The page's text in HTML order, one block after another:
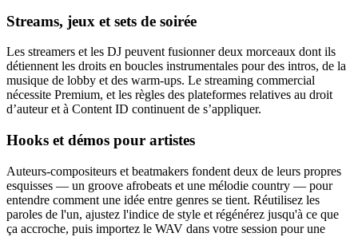
Streams, jeux et sets de soirée
Les streamers et les DJ peuvent fusionner deux morceaux dont ils
détiennent les droits en boucles instrumentales pour des intros, de la
musique de lobby et des warm-ups. Le streaming commercial
nécessite Premium, et les règles des plateformes relatives au droit
d’auteur et à Content ID continuent de s’appliquer.
Hooks et démos pour artistes
Auteurs-compositeurs et beatmakers fondent deux de leurs propres
esquisses — un groove afrobeats et une mélodie country — pour
entendre comment une idée entre genres se tient. Réutilisez les
paroles de l'un, ajustez l'indice de style et régénérez jusqu'à ce que
ça accroche, puis importez le WAV dans votre session pour une